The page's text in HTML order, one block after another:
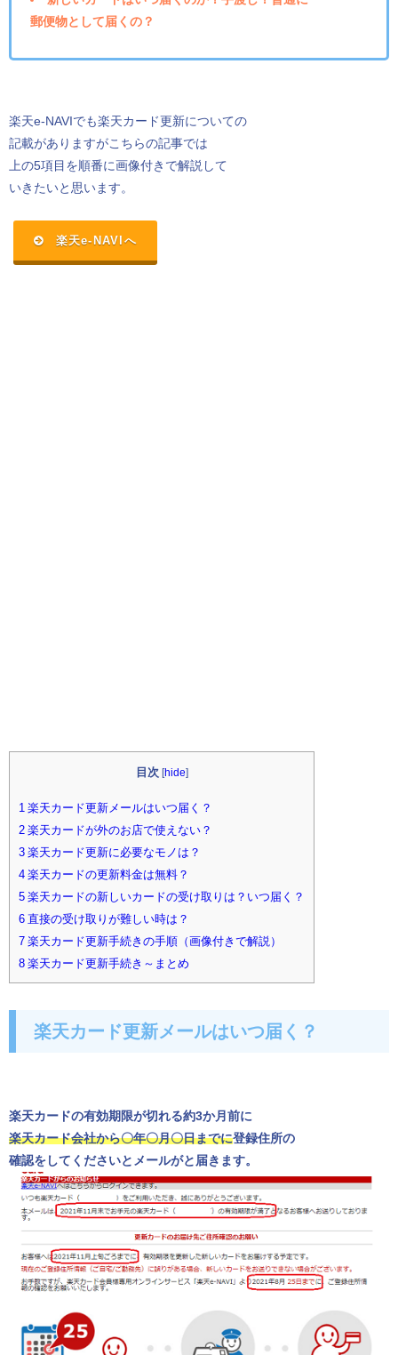
郵便物として届くの？
楽天e-NAVIでも楽天カード更新についての
記載がありますがこちらの記事では
上の5項目を順番に画像付きで解説して
いきたいと思います。
楽天e-NAVIへ
目次 hide
1 楽天カード更新メールはいつ届く？
2 楽天カードが外のお店で使えない？
3 楽天カード更新に必要なモノは？
4 楽天カードの更新料金は無料？
5 楽天カードの新しいカードの受け取りは？いつ届く？
6 直接の受け取りが難しい時は？
7 楽天カード更新手続きの手順（画像付きで解説）
8 楽天カード更新手続き～まとめ
楽天カード更新メールはいつ届く？
楽天カードの有効期限が切れる約3か月前に
楽天カード会社から〇年〇月〇日までに登録住所の
確認をしてくださいとメールがと届きます。